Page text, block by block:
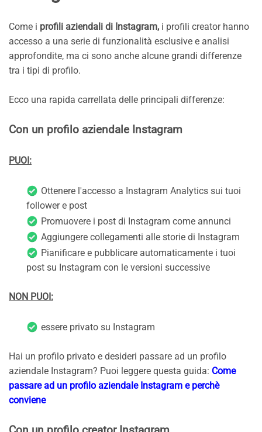
Come i profili aziendali di Instagram, i profili creator hanno
accesso a una serie di funzionalità esclusive e analisi
approfondite, ma ci sono anche alcune grandi differenze
tra i tipi di profilo.
Ecco una rapida carrellata delle principali differenze:
Con un profilo aziendale Instagram
PUOI:
Ottenere l'accesso a Instagram Analytics sui tuoi
follower e post
Promuovere i post di Instagram come annunci
Aggiungere collegamenti alle storie di Instagram
Pianificare e pubblicare automaticamente i tuoi
post su Instagram con le versioni successive
NON PUOI:
essere privato su Instagram
Hai un profilo privato e desideri passare ad un profilo
aziendale Instagram? Puoi leggere questa guida: Come
passare ad un profilo aziendale Instagram e perchè
conviene